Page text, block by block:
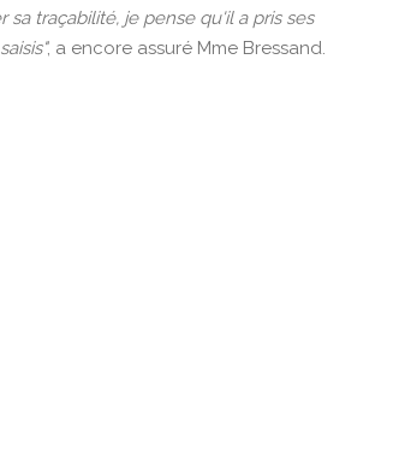
sa traçabilité, je pense qu'il a pris ses
, a encore assuré Mme Bressand.